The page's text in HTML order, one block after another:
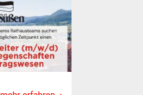
Veranstaltungen
Stadtfest
Ostermarkt